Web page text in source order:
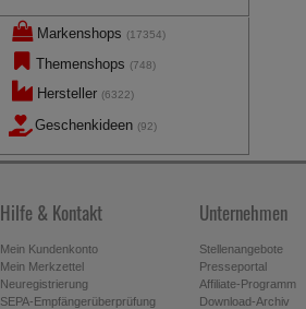
Markenshops (17354)
Themenshops (748)
Hersteller (6322)
Geschenkideen (92)
Hilfe & Kontakt
Mein Kundenkonto
Mein Merkzettel
Neuregistrierung
SEPA-Empfängerüberprüfung
Unternehmen
Stellenangebote
Presseportal
Affiliate-Programm
Download-Archiv